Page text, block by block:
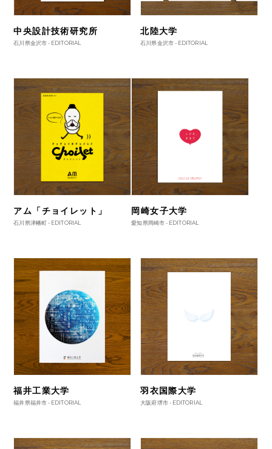
中央設計技術研究所
石川県金沢市 - EDITORIAL
北陸大学
石川県金沢市 - EDITORIAL
アム「チョイレット」
石川県津幡町 - EDITORIAL
岡崎女子大学
愛知県岡崎市 - EDITORIAL
福井工業大学
福井県福井市 - EDITORIAL
羽衣国際大学
大阪府堺市 - EDITORIAL